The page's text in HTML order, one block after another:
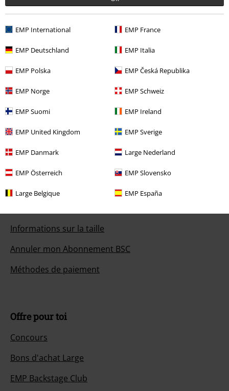
EMP International EMP France
EMP Deutschland EMP Italia
EMP Polska EMP Česká Republika
EMP Norge EMP Schweiz
EMP Suomi EMP Ireland
EMP United Kingdom EMP Sverige
EMP Danmark Large Nederland
EMP Österreich EMP Slovensko
Large Belgique EMP España
Notre Service-clients est à votre écoute
Vous pourrez nous joindre demain entre 10:00 et 18:30.Plus
Démarrer le Chat
Service Client
FAQ
Politique de Retour
Informations sur la taille
Annuler mon Abonnement BSC
Méthodes de paiement
Offre pour toi
Concours
Bons d'achat Large
EMP Backstage Club